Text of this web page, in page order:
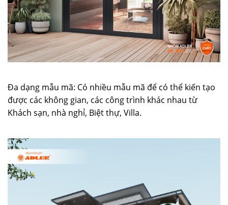
Đa dạng mẫu mã: Có nhiều mẫu mã để có thể kiến tạo
được các không gian, các công trình khác nhau từ
Khách sạn, nhà nghỉ, Biệt thự, Villa.